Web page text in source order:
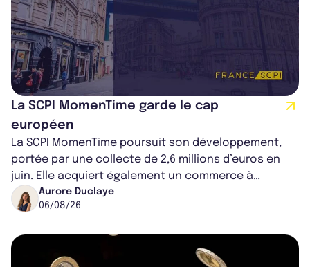
La SCPI MomenTime garde le cap
européen
La SCPI MomenTime poursuit son développement,
portée par une collecte de 2,6 millions d’euros en
juin. Elle acquiert également un commerce à
Worcester, place une plateforme logisti...
Aurore Duclaye
06/08/26